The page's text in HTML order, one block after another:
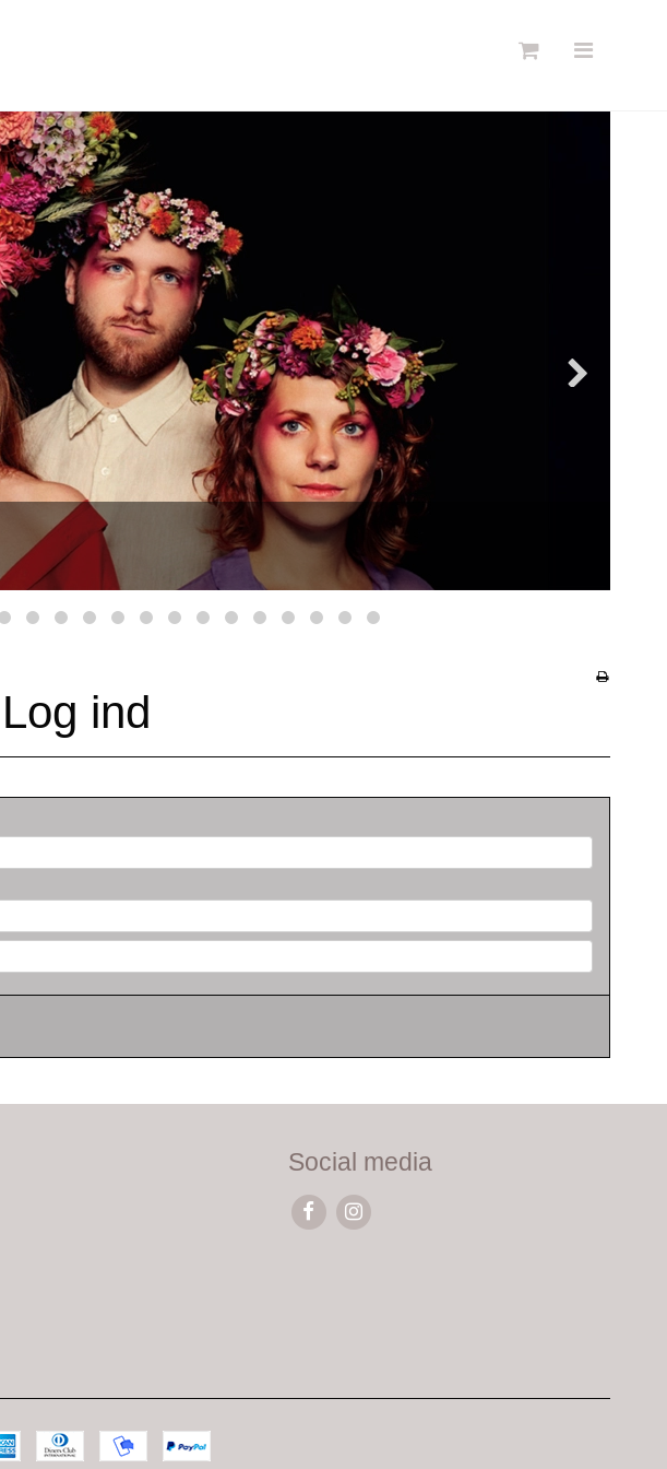
Info
Shop
Blog
DKK
Dansk
Log ind
Social media